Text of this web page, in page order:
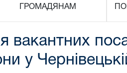
ГРОМАДЯНАМ
у